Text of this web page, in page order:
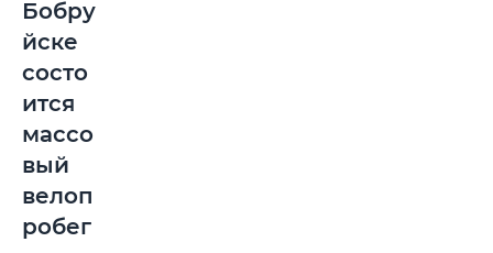
Бобру
йске
состо
ится
массо
вый
велоп
робег